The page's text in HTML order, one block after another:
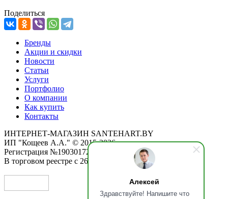
Алексей
Здравствуйте! Напишите что
Поделиться
Бренды
Акции и скидки
Новости
Статьи
Услуги
Портфолио
О компании
Как купить
Контакты
ИНТЕРНЕТ-МАГАЗИН SANTEHART.BY
ИП "Кощеев А.А." © 2015-2026
Регистрация №190301725 от 12.02.2015
В торговом реестре с 26.11.2019